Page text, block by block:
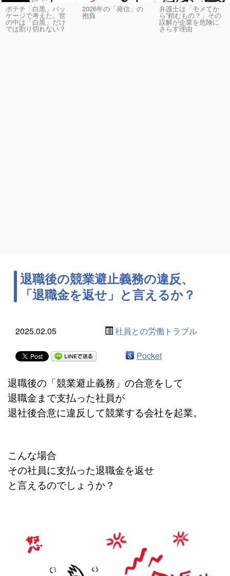
ポテチ「白黒」パッ
ケージで考えた、世
の中は「白黒」だけ
では割り切れない？
2026年の「発信」の
抱負
弁護士は「モメてか
ら”頼むもの？」その
誤解が企業を危険に
さらす理由
退職後の競業避止義務の違反、
「退職金を返せ」と言えるか？
2025.02.05 社員との労働トラブル
Pocket
退職後の「競業避止義務」の合意をして
退職金まで支払った社員が
退社後合意に違反して競業する会社を起業。
こんな場合
その社員に支払った退職金を返せ
と言えるのでしょうか？